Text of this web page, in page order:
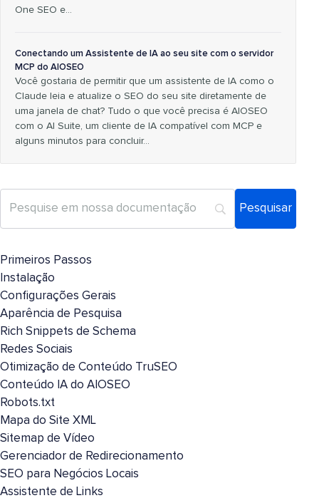
One SEO e...
Conectando um Assistente de IA ao seu site com o servidor
MCP do AIOSEO
Você gostaria de permitir que um assistente de IA como o
Claude leia e atualize o SEO do seu site diretamente de
uma janela de chat? Tudo o que você precisa é AIOSEO
com o AI Suite, um cliente de IA compatível com MCP e
alguns minutos para concluir...
Primeiros Passos
Instalação
Configurações Gerais
Aparência de Pesquisa
Rich Snippets de Schema
Redes Sociais
Otimização de Conteúdo TruSEO
Conteúdo IA do AIOSEO
Robots.txt
Mapa do Site XML
Sitemap de Vídeo
Gerenciador de Redirecionamento
SEO para Negócios Locais
Assistente de Links